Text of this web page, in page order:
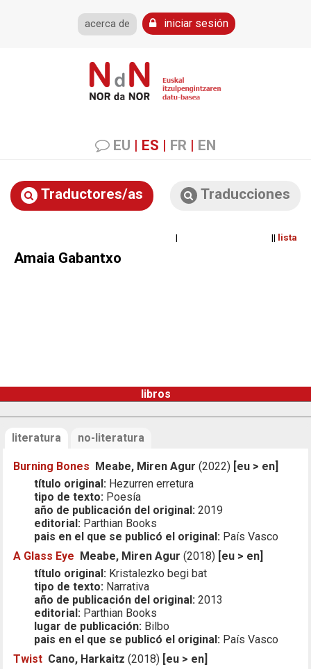
acerca de iniciar sesión
EU | ES | FR | EN
Traductores/as Traducciones
| || lista
Amaia Gabantxo
libros
literatura no-literatura
Burning Bones Meabe, Miren Agur (2022) [eu > en]
título original: Hezurren erretura
tipo de texto: Poesía
año de publicación del original: 2019
editorial: Parthian Books
pais en el que se publicó el original: País Vasco
A Glass Eye
Meabe, Miren Agur (2018) [eu > en]
título original: Kristalezko begi bat
tipo de texto: Narrativa
año de publicación del original: 2013
editorial: Parthian Books
lugar de publicación: Bilbo
pais en el que se publicó el original: País Vasco
Twist Cano, Harkaitz (2018) [eu > en]